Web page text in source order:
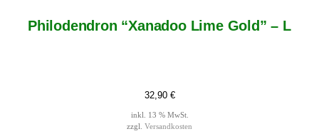
Philodendron “Xanadoo Lime Gold” – L
32,90 €
inkl. 13 % MwSt.
zzgl. Versandkosten